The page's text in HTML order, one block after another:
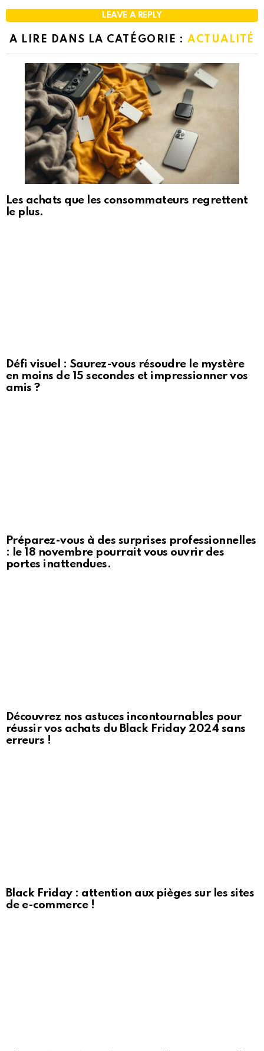
LEAVE A REPLY
A LIRE DANS LA CATÉGORIE : ACTUALITÉ
Les achats que les consommateurs regrettent
le plus.
Défi visuel : Saurez-vous résoudre le mystère
en moins de 15 secondes et impressionner vos
amis ?
Préparez-vous à des surprises professionnelles
: le 18 novembre pourrait vous ouvrir des
portes inattendues.
Découvrez nos astuces incontournables pour
réussir vos achats du Black Friday 2024 sans
erreurs !
Black Friday : attention aux pièges sur les sites
de e-commerce !